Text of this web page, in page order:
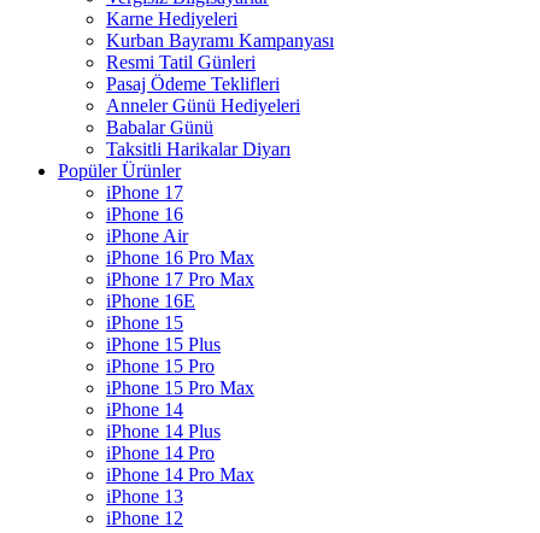
Karne Hediyeleri
Kurban Bayramı Kampanyası
Resmi Tatil Günleri
Pasaj Ödeme Teklifleri
Anneler Günü Hediyeleri
Babalar Günü
Taksitli Harikalar Diyarı
Popüler Ürünler
iPhone 17
iPhone 16
iPhone Air
iPhone 16 Pro Max
iPhone 17 Pro Max
iPhone 16E
iPhone 15
iPhone 15 Plus
iPhone 15 Pro
iPhone 15 Pro Max
iPhone 14
iPhone 14 Plus
iPhone 14 Pro
iPhone 14 Pro Max
iPhone 13
iPhone 12